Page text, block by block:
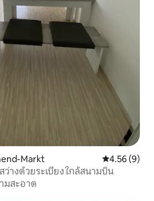
Markt คะแนนเฉลี่ย
4.56 (9)
างด้วยระเบียง ใกล้สนามบิน
มสะอาด